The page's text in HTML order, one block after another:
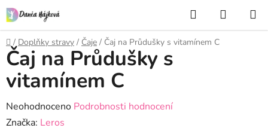
Přejít
na
obsah
Hledat
KOŠÍK
Domů
/ Doplňky stravy / Čaje / Čaj na Průdušky s vitamínem C
Čaj na Průdušky s
vitamínem C
Průměrné
hodnocení
Neohodnoceno Podrobnosti hodnocení
Značka: Leros